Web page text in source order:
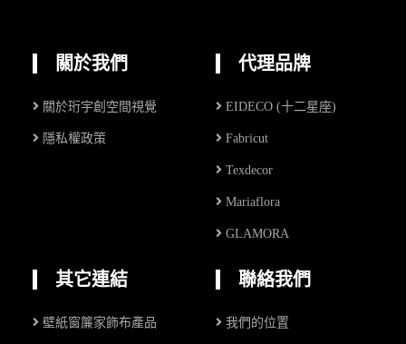
關於我們
關於珩宇創空間視覺
隱私權政策
代理品牌
EIDECO (十二星座)
Fabricut
Texdecor
Mariaflora
GLAMORA
其它連結
壁紙窗簾家飾布產品
聯絡我們
我們的位置